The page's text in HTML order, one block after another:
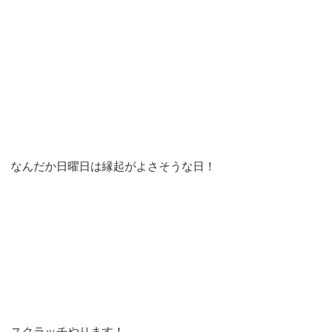
なんだか日曜日は縁起がよさそうな日！